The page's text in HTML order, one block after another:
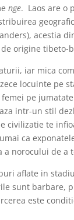
nge. Laos are o
acestia
origine tibeto-
iar mica
locuinte pe
pe
intr-un stil
te
ca
norocului de a
aflate in
sunt barbare,
este